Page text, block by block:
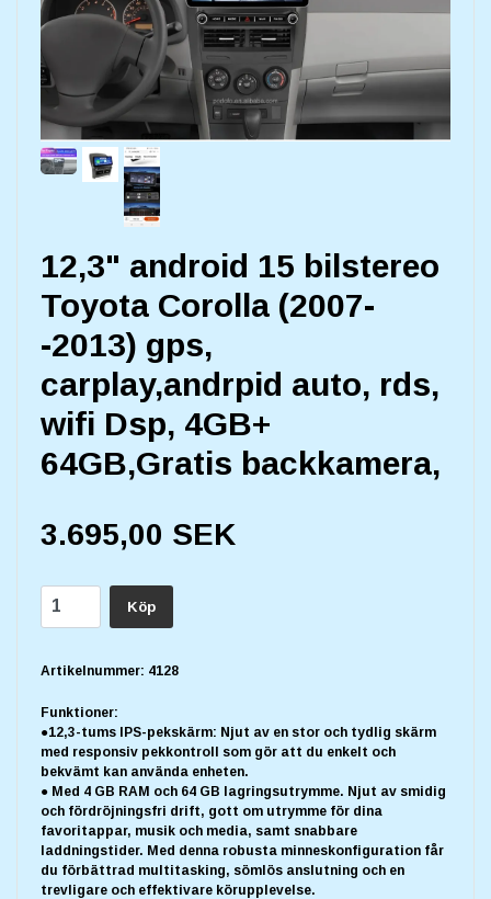
12,3" android 15 bilstereo
Toyota Corolla (2007-
-2013) gps,
carplay,andrpid auto, rds,
wifi Dsp, 4GB+
64GB,Gratis backkamera,
3.695,00 SEK
Köp
Artikelnummer: 4128
Funktioner:
●12,3-tums IPS-pekskärm: Njut av en stor och tydlig skärm
med responsiv pekkontroll som gör att du enkelt och
bekvämt kan använda enheten.
● Med 4 GB RAM och 64 GB lagringsutrymme. Njut av smidig
och fördröjningsfri drift, gott om utrymme för dina
favoritappar, musik och media, samt snabbare
laddningstider. Med denna robusta minneskonfiguration får
du förbättrad multitasking, sömlös anslutning och en
trevligare och effektivare körupplevelse.